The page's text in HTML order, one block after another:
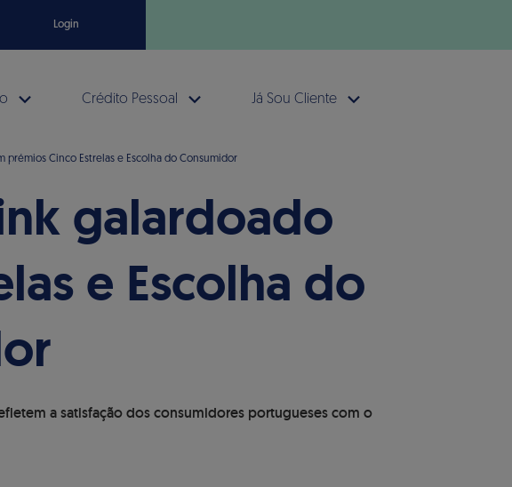
Login
Crédito Pessoal Já Sou Cliente
Cinco Estrelas e Escolha do Consumidor
galardoado
e Escolha do
a satisfação dos consumidores portugueses com o